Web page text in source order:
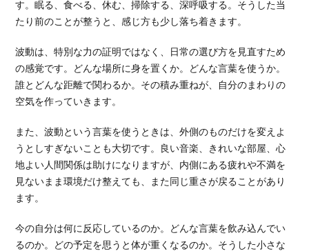
す。眠る、食べる、休む、掃除する、深呼吸する。そうした当
たり前のことが整うと、感じ方も少し落ち着きます。
波動は、特別な力の証明ではなく、日常の選び方を見直すため
の感覚です。どんな場所に身を置くか。どんな言葉を使うか。
誰とどんな距離で関わるか。その積み重ねが、自分のまわりの
空気を作っていきます。
また、波動という言葉を使うときは、外側のものだけを変えよ
うとしすぎないことも大切です。良い音楽、きれいな部屋、心
地よい人間関係は助けになりますが、内側にある疲れや不満を
見ないまま環境だけ整えても、また同じ重さが戻ることがあり
ます。
今の自分は何に反応しているのか。どんな言葉を飲み込んでい
るのか。どの予定を思うと体が重くなるのか。そうした小さな